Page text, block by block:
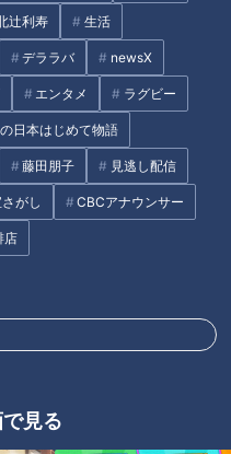
辻利寿 生活
デララバ newsX
エンタメ ラグビー
日本はじめて物語
藤田朋子 見逃し配信
がし CBCアナウンサー
店
見る
古屋市内で最も古い喫茶店と
言われる「喫茶まつば」小倉ト
スト誕生秘話